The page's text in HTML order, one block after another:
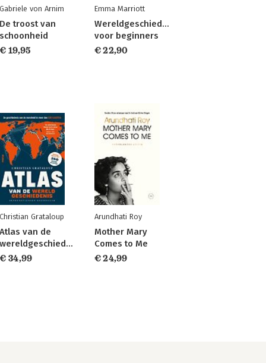
Gabriele von Arnim
De troost van
schoonheid
€ 19,95
Emma Marriott
Wereldgeschiedenis
voor beginners
€ 22,90
Christian Grataloup
Atlas van de
wereldgeschiedenis
€ 34,99
Arundhati Roy
Mother Mary
Comes to Me
€ 24,99